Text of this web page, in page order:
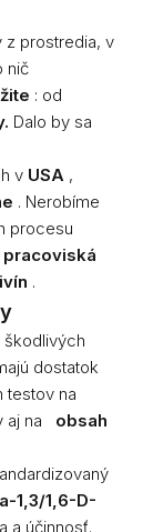
z prostredia, v
nič
: od
Dalo by sa
v USA ,
. Nerobíme
procesu
.
škodlivých
dostatok
testov na
aj na
obsah
1,3/1,6-D-
a účinnosť.